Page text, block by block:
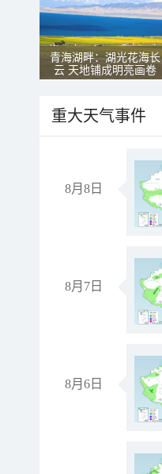
青海湖畔：湖光花海长
云 天地铺成明亮画卷
重大天气事件
8月8日
8月7日
8月6日